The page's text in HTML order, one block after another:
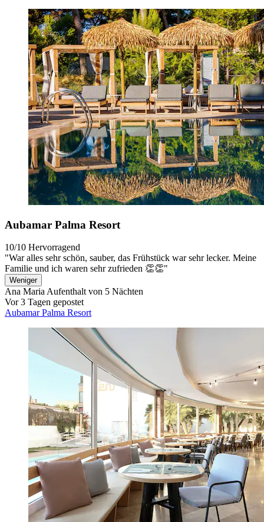
Aubamar Palma Resort
10/10 Hervorragend
"War alles sehr schön, sauber, das Frühstück war sehr lecker. Meine
Familie und ich waren sehr zufrieden 👏👏"
Weniger
Ana MariaAufenthalt von 5 Nächten
Vor 3 Tagen gepostet
Aubamar Palma Resort